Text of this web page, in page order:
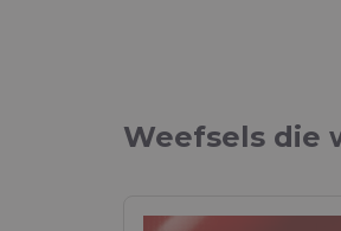
Weefsels die